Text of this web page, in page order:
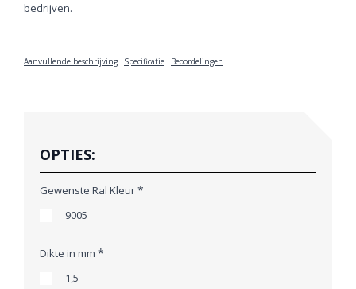
bedrijven.
Aanvullende beschrijving Specificatie Beoordelingen
OPTIES:
Gewenste Ral Kleur*
9005
Dikte in mm *
1,5